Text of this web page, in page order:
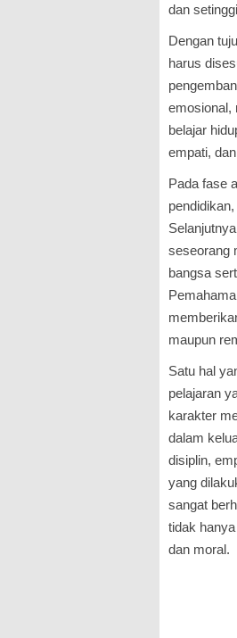
dan
Dengan
harus
emosional,
belajar
empati,
Pada fase
seseorang
bangsa
maupun
Satu hal
pelajaran
karakter
dalam
disiplin,
yang
sangat
tidak
dan moral.